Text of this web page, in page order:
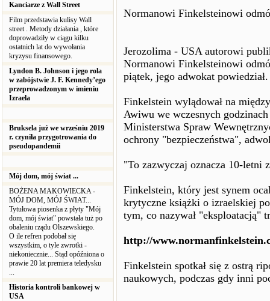
Kanciarze z Wall Street
Film przedstawia kulisy Wall
street . Metody działania , które
doprowadziły w ciągu kilku
ostatnich lat do wywołania
kryzysu finansowego.
Lyndon B. Johnson i jego rola
w zabójstwie J. F. Kennedy’ego
przeprowadzonym w imieniu
Izraela
Bruksela już we wrześniu 2019
r. czyniła przygotrowania do
pseudopandemii
Mój dom, mój świat ...
BOŻENA MAKOWIECKA -
MÓJ DOM, MÓJ ŚWIAT...
Tytułowa piosenka z płyty "Mój
dom, mój świat" powstała tuż po
obaleniu rządu Olszewskiego.
O ile refren podobał się
wszystkim, o tyle zwrotki -
niekoniecznie... Stąd opóźniona o
prawie 20 lat premiera teledysku
...
Historia kontroli bankowej w
USA
Normanowi Finkelsteinowi
Jerozolima - USA autorowi
Normanowi Finkelsteinowi
piątek, jego adwokat powiedział.
Finkelstein wylądował na
Awiwu we wczesnych
Ministerstwa Spraw
ochrony "bezpieczeństwa",
"To zazwyczaj oznacza 10-letni
Finkelstein, który jest synem
krytyczne książki o izraelskiej
tym, co nazywał "eksploatacją"
http://
Finkelstein spotkał się z ostrą
naukowych, podczas gdy inni